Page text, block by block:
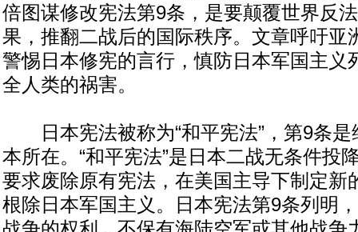
倍图谋修改宪法第9条，是要颠覆世界反
果，推翻二战后的国际秩序。文章呼吁亚
警惕日本修宪的言行，慎防日本军国主义
全人类的祸害。
日本宪法被称为“和平宪法”，第9条是
本所在。“和平宪法”是日本二战无条件投
要求废除原有宪法，在美国主导下制定新
根除日本军国主义。日本宪法第9条列明